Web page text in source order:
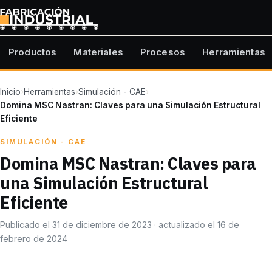
Productos Materiales Procesos Herramientas
Inicio›Herramientas›Simulación - CAE›
Domina MSC Nastran: Claves para una Simulación Estructural
Eficiente
SIMULACIÓN - CAE
Domina MSC Nastran: Claves para
una Simulación Estructural
Eficiente
Publicado el 31 de diciembre de 2023 · actualizado el 16 de
febrero de 2024